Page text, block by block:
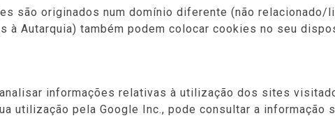
são originados num domínio diferente (não relacionado/
Autarquia) também podem colocar cookies no seu
informações relativas à utilização dos sites
utilização pela Google Inc., pode consultar a informação